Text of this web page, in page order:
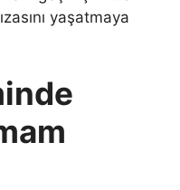
yaşatmaya